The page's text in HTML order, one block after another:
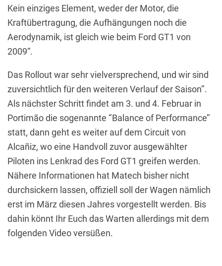
Kein einziges Element, weder der Motor, die
Kraftübertragung, die Aufhängungen noch die
Aerodynamik, ist gleich wie beim Ford GT1 von
2009“.
Das Rollout war sehr vielversprechend, und wir sind
zuversichtlich für den weiteren Verlauf der Saison’’.
Als nächster Schritt findet am 3. und 4. Februar in
Portimão die sogenannte ‘’Balance of Performance’’
statt, dann geht es weiter auf dem Circuit von
Alcañiz, wo eine Handvoll zuvor ausgewählter
Piloten ins Lenkrad des Ford GT1 greifen werden.
Nähere Informationen hat Matech bisher nicht
durchsickern lassen, offiziell soll der Wagen nämlich
erst im März diesen Jahres vorgestellt werden. Bis
dahin könnt Ihr Euch das Warten allerdings mit dem
folgenden Video versüßen.